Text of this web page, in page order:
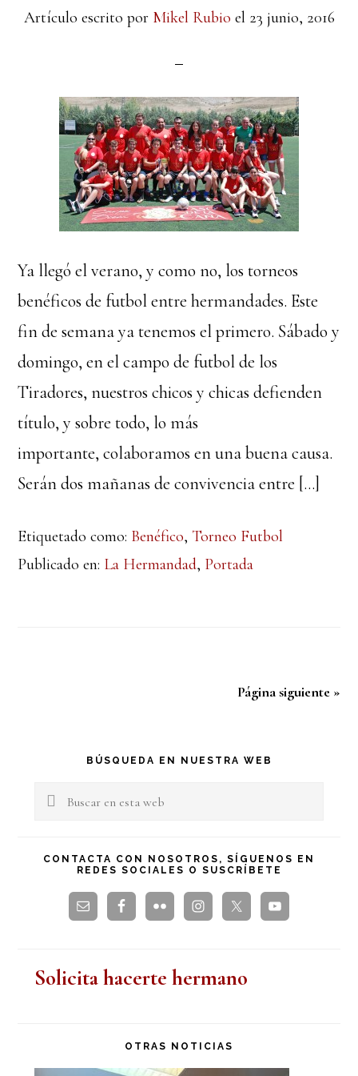
Artículo escrito por Mikel Rubio el 23 junio, 2016
Ya llegó el verano, y como no, los torneos
benéficos de futbol entre hermandades. Este
fin de semana ya tenemos el primero. Sábado y
domingo, en el campo de futbol de los
Tiradores, nuestros chicos y chicas defienden
título, y sobre todo, lo más
importante, colaboramos en una buena causa.
Serán dos mañanas de convivencia entre […]
Etiquetado como: Benéfico, Torneo Futbol
Publicado en: La Hermandad, Portada
Página siguiente »
Barra
lateral
BÚSQUEDA EN NUESTRA WEB
Buscar
esta
CONTACTA CON NOSOTROS, SÍGUENOS EN
REDES SOCIALES O SUSCRÍBETE
Solicita hacerte hermano
OTRAS NOTICIAS